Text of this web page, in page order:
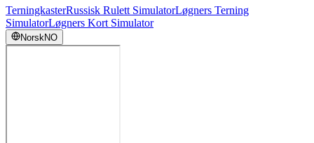
TerningkasterRussisk Rulett SimulatorLøgners Terning
SimulatorLøgners Kort Simulator
NorskNO